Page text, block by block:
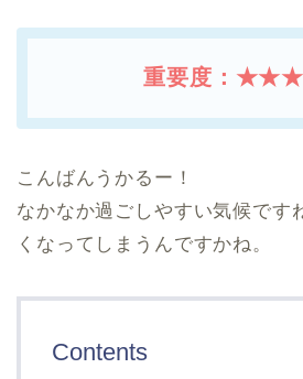
重要度：
こんばんうかるー！
なかなか過ごしやすい気候です
くなってしまうんですかね。
Contents